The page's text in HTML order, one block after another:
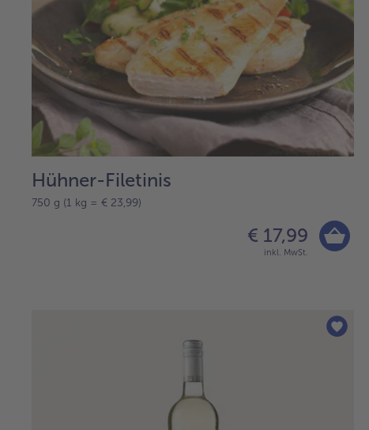
Hühner-Filetinis
750 g (1 kg = € 23,99)
€ 17,99
inkl. MwSt.